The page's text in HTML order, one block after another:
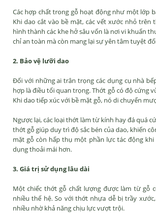
Các hợp chất trong gỗ hoạt động như một lớp
Khi dao cắt vào bề mặt, các vết xước nhỏ trên
hình thành các khe hở sâu vốn là nơi vi khuẩn
chỉ an toàn mà còn mang lại sự yên tâm tuyệt
2. Bảo vệ lưỡi dao
Đối với những ai trân trọng các dụng cụ nhà
hợp là điều tối quan trọng. Thớt gỗ có độ cứng
Khi dao tiếp xúc với bề mặt gỗ, nó di chuyển
Ngược lại, các loại thớt làm từ kính hay đá quá
thớt gỗ giúp duy trì độ sắc bén của dao, khiến
mặt gỗ còn hấp thụ một phần lực tác động
dụng thoải mái hơn.
3. Giá trị sử dụng lâu dài
Một chiếc thớt gỗ chất lượng được làm từ gỗ
nhiều thế hệ. So với thớt nhựa dễ bị trầy
nhiều nhờ khả năng chịu lực vượt trội.